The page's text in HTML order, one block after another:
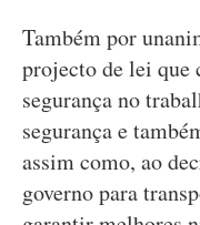
Também por
projecto de lei que
segurança no
segurança e
assim como, ao
governo para